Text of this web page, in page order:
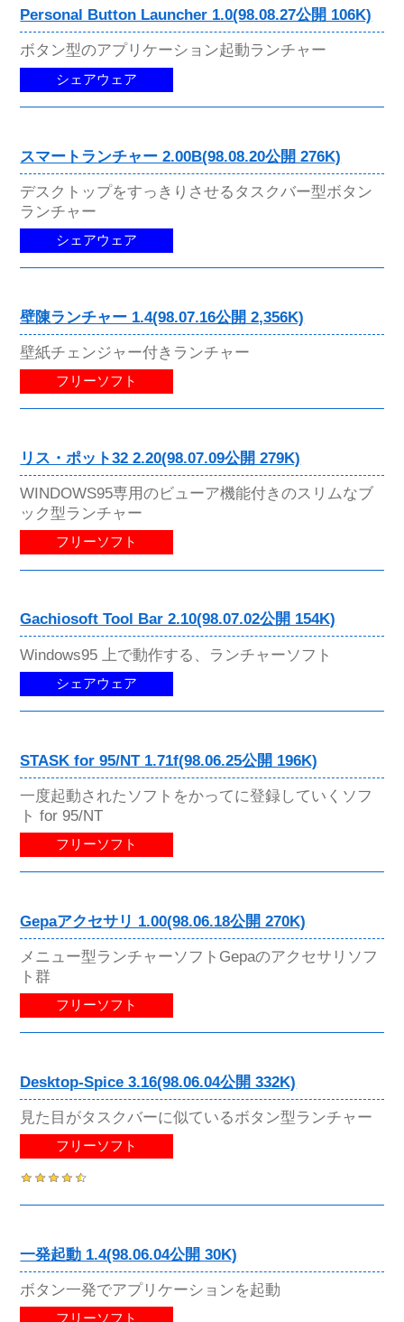
Personal Button Launcher 1.0(98.08.27公開 106K)
ボタン型のアプリケーション起動ランチャー
シェアウェア
スマートランチャー 2.00B(98.08.20公開 276K)
デスクトップをすっきりさせるタスクバー型ボタン
ランチャー
シェアウェア
壁陳ランチャー 1.4(98.07.16公開 2,356K)
壁紙チェンジャー付きランチャー
フリーソフト
リス・ポット32 2.20(98.07.09公開 279K)
WINDOWS95専用のビューア機能付きのスリムなブ
ック型ランチャー
フリーソフト
Gachiosoft Tool Bar 2.10(98.07.02公開 154K)
Windows95 上で動作する、ランチャーソフト
シェアウェア
STASK for 95/NT 1.71f(98.06.25公開 196K)
一度起動されたソフトをかってに登録していくソフ
ト for 95/NT
フリーソフト
Gepaアクセサリ 1.00(98.06.18公開 270K)
メニュー型ランチャーソフトGepaのアクセサリソフ
ト群
フリーソフト
Desktop-Spice 3.16(98.06.04公開 332K)
見た目がタスクバーに似ているボタン型ランチャー
フリーソフト
一発起動 1.4(98.06.04公開 30K)
ボタン一発でアプリケーションを起動
フリーソフト